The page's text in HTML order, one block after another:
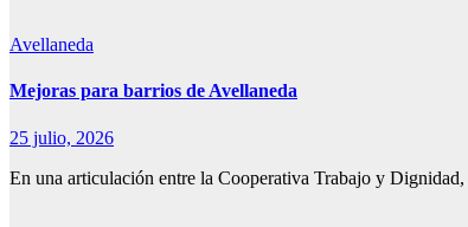
Avellaneda
Mejoras para barrios de Avellaneda
25 julio, 2026
En una articulación entre la Cooperativa Trabajo y